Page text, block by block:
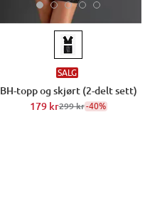
SALG
BH-topp og skjørt (2-delt sett)
179 kr299 kr-40%